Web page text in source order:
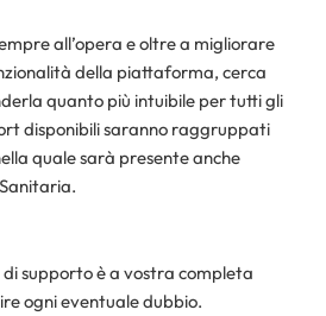
all’opera e oltre a migliorare
della piattaforma, cerca
quanto più intuibile per tutti gli
disponibili saranno raggruppati
quale sarà presente anche
supporto è a vostra completa
ogni eventuale dubbio.